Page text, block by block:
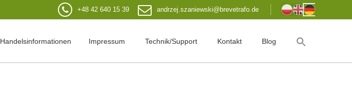
+48 42 640 15 39 andrzej.szaniewski@brevetrafo.de
Handelsinformationen Impressum Technik/Support Kontakt Blog